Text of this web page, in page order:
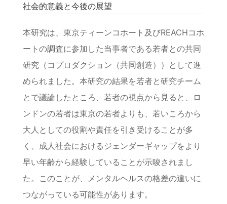
社会的意義と今後の展望
本研究は、東京ティーンコホート及びREACHコホ
ートの調査に参加した当事者である若者との共同
研究（コプロダクション（共同創造））として進
められました。本研究の結果を若者と研究チーム
とで議論したところ、若者の視点から見ると、ロ
ンドンの若者は東京の若者よりも、若いころから
大人としての役割や責任を引き受けることが多
く、成人社会におけるジェンダーギャップをより
早い年齢から経験していることが示唆されまし
た。このことが、メンタルヘルスの格差の違いに
つながっている可能性があります。